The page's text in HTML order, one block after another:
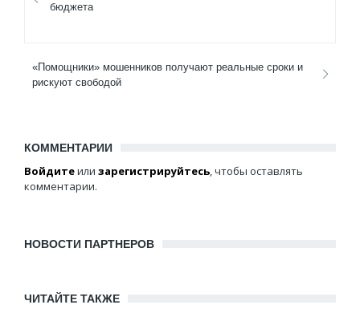
бюджета
«Помощники» мошенников получают реальные сроки и
рискуют свободой
КОММЕНТАРИИ
Войдитеили зарегистрируйтесь, чтобы оставлять
комментарии.
НОВОСТИ ПАРТНЕРОВ
ЧИТАЙТЕ ТАКЖЕ